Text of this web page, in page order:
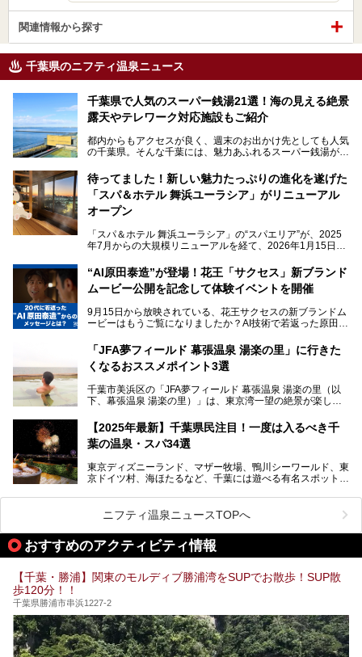
関連情報から探す
千葉県のニフティ温泉ニュース
千葉県で人気のスーパー銭湯21選！海の見える絶景
露天やテレワーク対応施設もご紹介
都内からもアクセスが良く、週末のお出かけ先としても人気
の千葉県。そんな千葉には、魅力あふれるスーパー銭湯がた
「サウナでしっかりととのいたい」「海が見える絶景で非日
常を味わいたい」「子連れでも気兼ねなく1日過ごした
い」。
そんな多様なニーズに応える施設が揃っているため、その日
の目的に合った施設がきっと見つかるはずです。
さらに最近では、24時間営業で深夜まで滞在できる施設
や、テレワーク・コワーキングスペースを備えた仕事もでき
るスパも増えており、ただの入浴施設にとどまらない進化を
本記事では、人気スーパー銭湯から絶景施設、コワーキング
スペースや休憩スペースが充実した施設、子連れファミリー
向けの施設など、目的に合わせたおすすめの施設を紹介しま
す。
ださい。
待ってました！新しい魅力たっぷりの進化を遂げた
「スパ＆ホテル 舞浜ユーラシア」がリニューアル
オープン
「スパ＆ホテル 舞浜ユーラシア」の“スパエリア”が、2025
年7月からの大規模リニューアルを経て、2026年1月15日
新設エリアや生まれ変わった浴場・サウナの魅力を、人気キ
ャラクター「ユーラシわん」と一緒にご紹介します。必見の
───
提供元：SPA＆HOTEL舞浜ユーラシア【PR】
です。
“AI原田泰造”が登場！花王「サクセス」新ブランド
ムービー公開を記念して体験イベントを開催
9月15日から放映されている、花王サクセスの新ブランドム
ービーはもうご覧になりましたか？AI技術で若返った原田泰
伝えるムービーです。公開を記念して、スパメッツァおおた
か竜泉寺の湯にて体験イベントを開催。花王サクセスの製品
が無料で試せるチャンスです！
提供元：花王株式会社【PR】
この記事は花王株式会社商品のPRレポート記事です。
「JFA夢フィールド 幕張温泉 湯楽の里」に行きた
くなるおススメポイント3選
千葉市美浜区の「JFA夢フィールド 幕張温泉 湯楽の里（以
下、幕張温泉 湯楽の里）」は、東京湾一望の絶景が楽しめ
設備も天然温泉の露天風呂、サウナ、岩盤浴のほか、高濃度
炭酸泉、海の見えるお休み処や食事処、展望抜群の屋上ま
で、年代を問わずたっぷり楽しめます。
今回は人気のこの施設の中でも、特におススメしたい3つの
ポイントについて厳選してお届けします。読めばきっと、行
【2025年最新】千葉県民注目！一度は入るべき千
葉の温泉・スパ34選
東京ディズニーランド、マザー牧場、鴨川シーワールド、東
京ドイツ村、海ほたるなど、千葉には遊べる有名スポットが
県で生まれ、千葉県で育ち、つい最近まで千葉在住だった私
がお勧めする、一度は入るべき千葉の温泉・スパ34選をま
とめました。
ニフティ温泉ニュースTOPへ
おすすめのアクティビティ情報
【千葉・勝浦】関東のモルディブ勝浦湾をSUPでお散歩！SUP散
歩120分！！
千葉県勝浦市串浜1227-2